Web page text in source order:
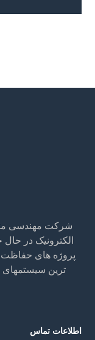
شرکت مهندسی
الکترونیک در
پروژه های حفاظت
ترین
اطلاعات تماس